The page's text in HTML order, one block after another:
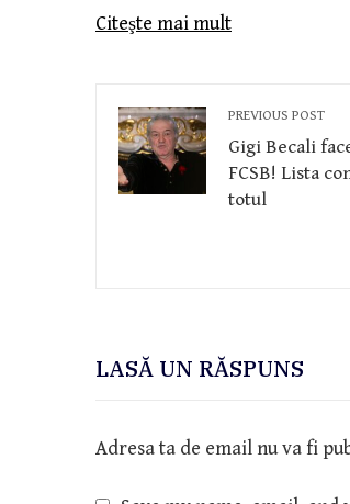
Citeşte mai mult
PREVIOUS POST
Gigi Becali
FCSB! Lista
totul
LASĂ UN RĂSPUNS
Adresa ta de email nu va fi